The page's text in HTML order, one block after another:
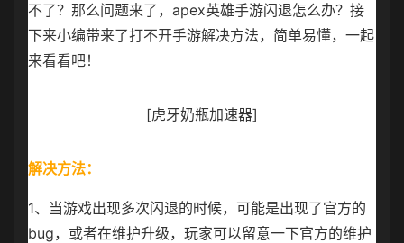
不了？那么问题来了，apex英雄手游闪退怎么办？接
下来小编带来了打不开手游解决方法，简单易懂，一起
来看看吧！
[虎牙奶瓶加速器]
解决方法：
1、当游戏出现多次闪退的时候，可能是出现了官方的
bug，或者在维护升级，玩家可以留意一下官方的维护